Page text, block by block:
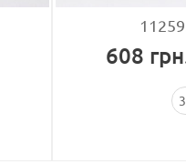
608